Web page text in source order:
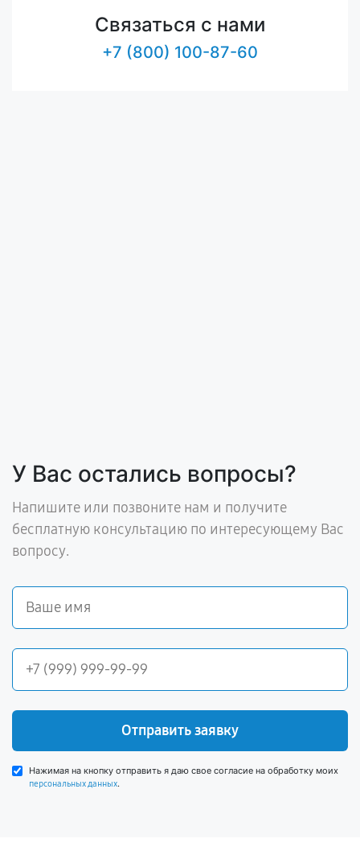
Связаться с нами
+7 (800) 100-87-60
У Вас остались вопросы?
Напишите или позвоните нам и получите
бесплатную консультацию по интересующему Вас
вопросу.
Отправить заявку
Нажимая на кнопку отправить я даю свое согласие на обработку моих
персональных данных.